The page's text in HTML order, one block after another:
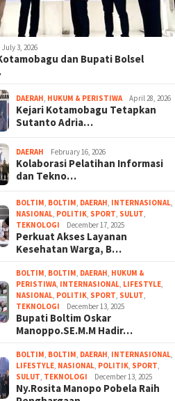
July 3, 2026
dan Bupati Bolsel
DAERAH, HUKUM & PERISTIWA April 28, 2026
Kejari Kotamobagu Tetapkan
Sutanto Adria…
DAERAH February 16, 2026
Kolaborasi Pelatihan Informasi
dan Tekno…
BOLTIM, BOLTIM, DAERAH, INTERNASIONAL,
NASIONAL, POLITIK, SPORT, SULUT,
TEKNOLOGI
December 17, 2025
Perkuat Akses Layanan
Kesehatan Warga, B…
BOLTIM, BOLTIM, DAERAH, HUKUM &
PERISTIWA, INTERNASIONAL, LIFESTYLE,
NASIONAL, POLITIK, SPORT, SULUT,
TEKNOLOGI
December 13, 2025
Bupati Boltim Oskar
Manoppo.SE.M.M Hadir…
BOLTIM, BOLTIM, DAERAH, INTERNASIONAL,
LIFESTYLE, NASIONAL, POLITIK, SPORT,
SULUT, TEKNOLOGI December 13, 2025
Ny.Rosita Manopo Pobela Raih